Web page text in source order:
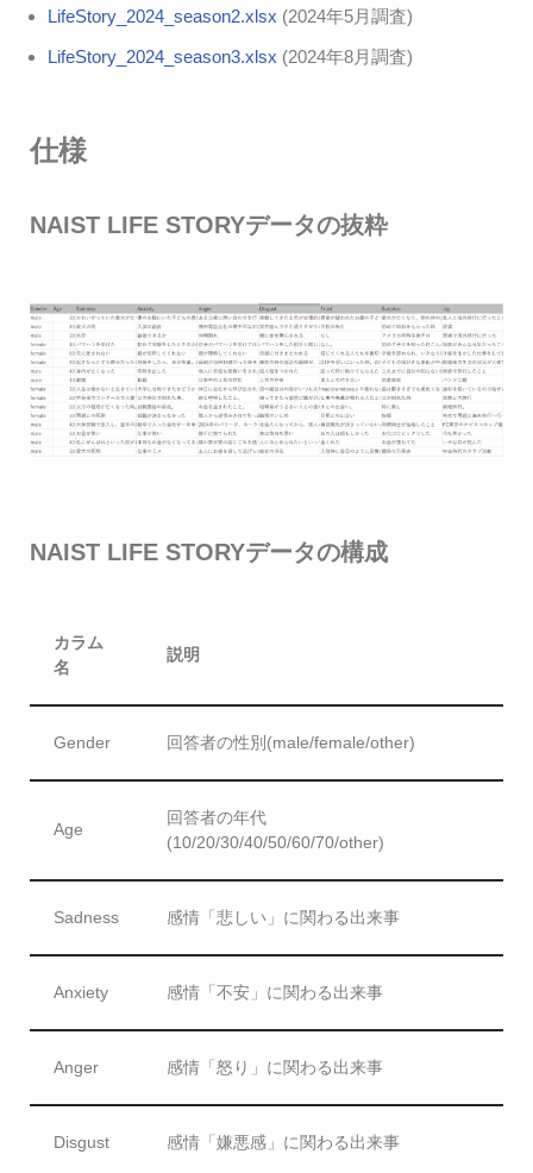
LifeStory_2024_season2.xlsx (2024年5月調査)
LifeStory_2024_season3.xlsx (2024年8月調査)
仕様
NAIST LIFE STORYデータの抜粋
NAIST LIFE STORYデータの構成
カラム
名
説明
Gender 回答者の性別(male/female/other)
Age
回答者の年代
(10/20/30/40/50/60/70/other)
Sadness 感情「悲しい」に関わる出来事
Anxiety 感情「不安」に関わる出来事
Anger 感情「怒り」に関わる出来事
Disgust 感情「嫌悪感」に関わる出来事